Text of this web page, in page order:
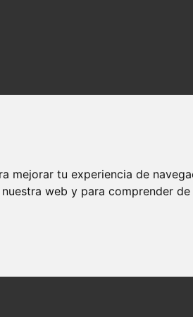
mejorar tu experiencia de
web y para comprender